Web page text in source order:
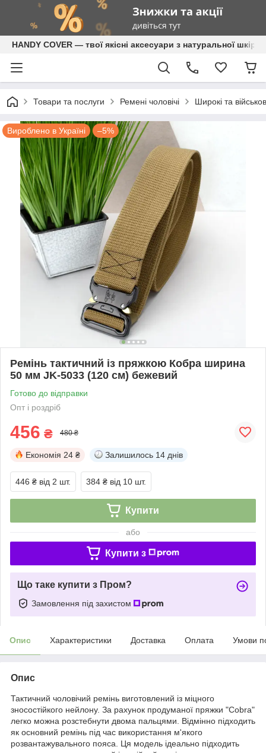
HANDY COVER — твої якісні аксесуари з натуральної шкіри
Товари та послуги Ремені чоловічі Широкі та
Вироблено в Україні –5%
Ремінь тактичний із пряжкою Кобра ширина
50 мм JK-5033 (120 см) бежевий
Готово до відправки
Опт і роздріб
456 ₴ 480 ₴
Економія 24 ₴ Залишилось 14 днів
446 ₴ від 2 шт. 384 ₴ від 10 шт.
Купити
або
Купити з
Що таке купити з Пром?
Замовлення під захистом
Опис Характеристики Доставка Оплата Умови
Опис
Тактичний чоловічий ремінь виготовлений із міцного
зносостійкого нейлону. За рахунок продуманої пряжки "Cobra"
легко можна розстебнути двома пальцями. Відмінно підходить
як основний ремінь під час використання м'якого
розвантажувального пояса. Ця модель ідеально підходить